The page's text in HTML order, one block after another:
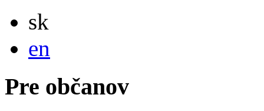
sk
en
Pre občanov